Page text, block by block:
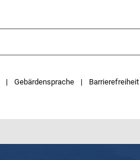
Gebärdensprache Barrierefreiheit